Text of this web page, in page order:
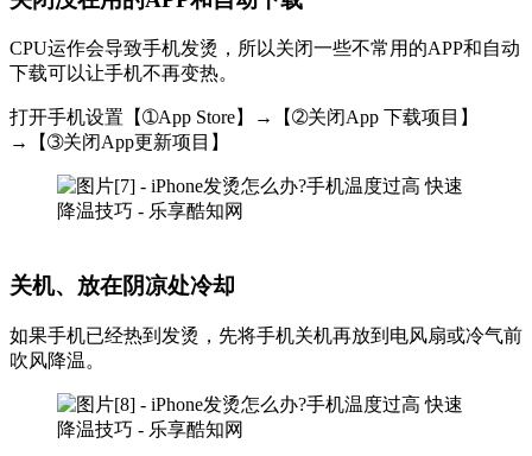
CPU运作会导致手机发烫，所以关闭一些不常用的APP和自动
下载可以让手机不再变热。
打开手机设置【➀App Store】→【➁关闭App 下载项目】
→【➂关闭App更新项目】
关机、放在阴凉处冷却
如果手机已经热到发烫，先将手机关机再放到电风扇或冷气前
吹风降温。